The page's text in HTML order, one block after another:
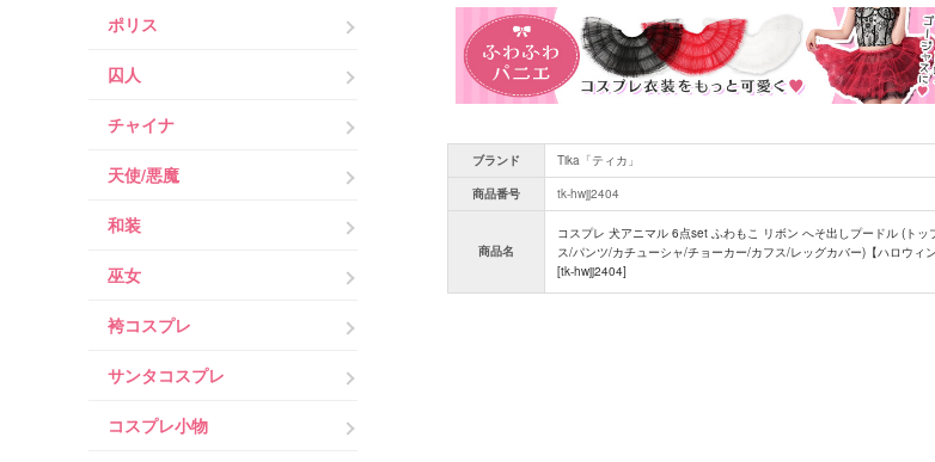
ポリス
囚人
チャイナ
天使/悪魔
和装
巫女
袴コスプレ
サンタコスプレ
コスプレ小物
)
ブランド
Tika「ティカ」
商品番号
tk-hwjj2404
商品名
コスプレ 犬アニマル 6点set ふわもこ リボン へそ出しプードル (トッ
ス/パンツ/カチューシャ/チョーカー/カフス/レッグカバー)【ハロウィン
[tk-hwjj2404]